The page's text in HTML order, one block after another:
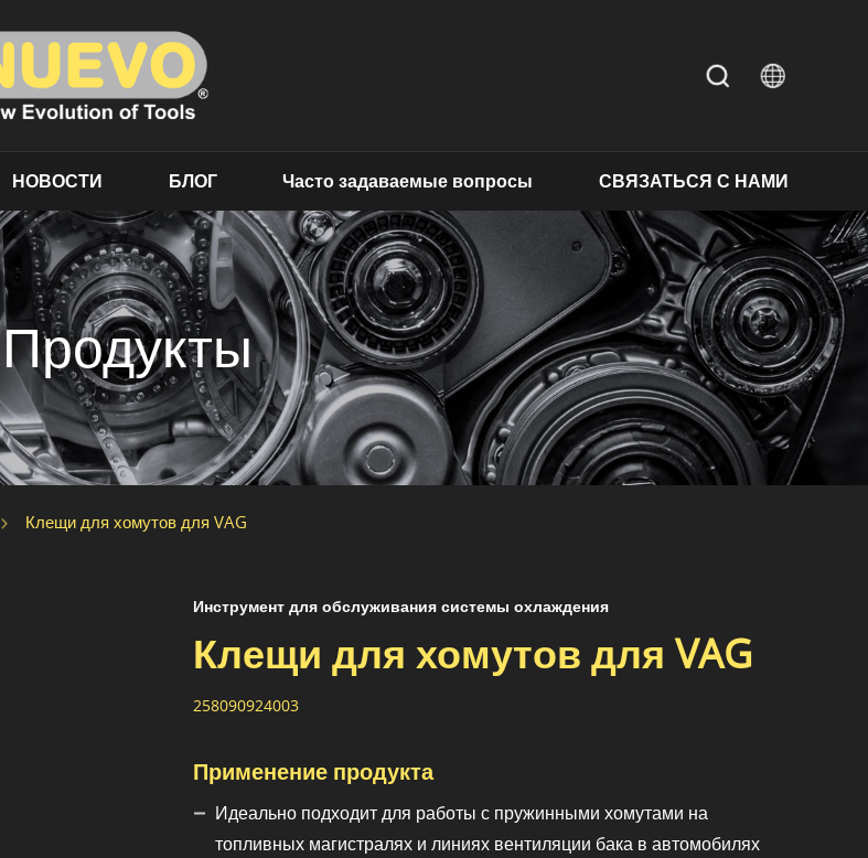
НОВОСТИ БЛОГ Часто задаваемые вопросы СВЯЗАТЬСЯ С НАМИ
Продукты
Клещи для хомутов для VAG
Инструмент для обслуживания системы охлаждения
Клещи для хомутов для VAG
258090924003
Применение продукта
Идеально подходит для работы с пружинными хомутами на
топливных магистралях и линиях вентиляции бака в автомобилях